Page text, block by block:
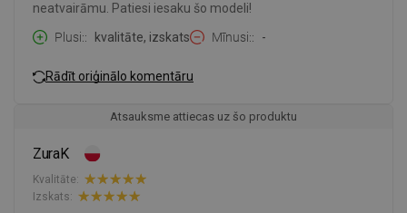
neatvairāmu. Patiesi iesaku šo modeli!
Plusi:
kvalitāte, izskats Mīnusi: -
Rādīt oriģinālo komentāru
Atsauksme attiecas uz šo produktu
ZuraK
Kvalitāte:
Izskats: